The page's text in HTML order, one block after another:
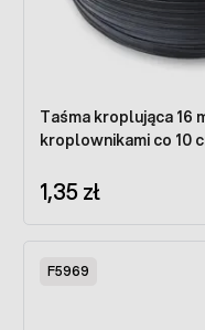
Taśma kroplująca 16
kroplownikami co 10
1,35 zł
F5969